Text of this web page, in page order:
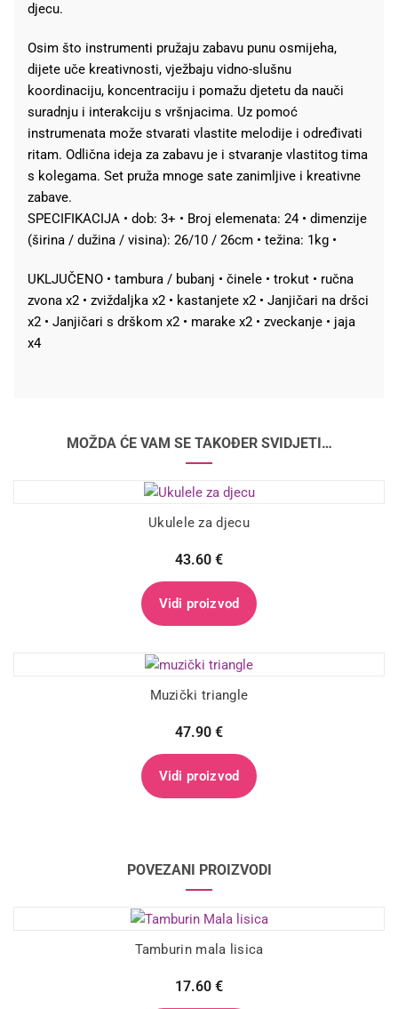
djecu.
Osim što instrumenti pružaju zabavu punu osmijeha,
dijete uče kreativnosti, vježbaju vidno-slušnu
koordinaciju, koncentraciju i pomažu djetetu da nauči
suradnju i interakciju s vršnjacima. Uz pomoć
instrumenata može stvarati vlastite melodije i određivati ​​
ritam. Odlična ideja za zabavu je i stvaranje vlastitog tima
s kolegama. Set pruža mnoge sate zanimljive i kreativne
zabave.
SPECIFIKACIJA • dob: 3+ • Broj elemenata: 24 • dimenzije
(širina / dužina / visina): 26/10 / 26cm • težina: 1kg •
UKLJUČENO • tambura / bubanj • činele • trokut • ručna
zvona x2 • zviždaljka x2 • kastanjete x2 • Janjičari na dršci
x2 • Janjičari s drškom x2 • marake x2 • zveckanje • jaja
x4
MOŽDA ĆE VAM SE TAKOĐER SVIDJETI…
Ukulele za djecu
43.60 €
Vidi proizvod
Muzički triangle
47.90 €
Vidi proizvod
POVEZANI PROIZVODI
Tamburin mala lisica
17.60 €